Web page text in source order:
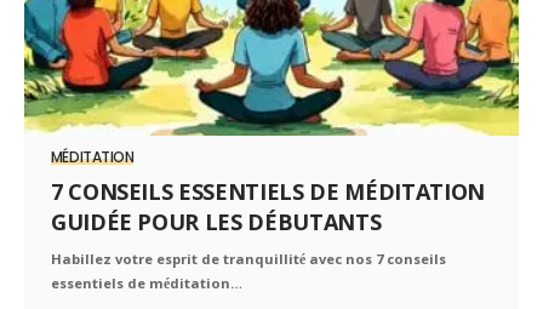
MÉDITATION
7 CONSEILS ESSENTIELS DE MÉDITATION
GUIDÉE POUR LES DÉBUTANTS
Habillez votre esprit de tranquillité avec nos 7 conseils
essentiels de méditation…